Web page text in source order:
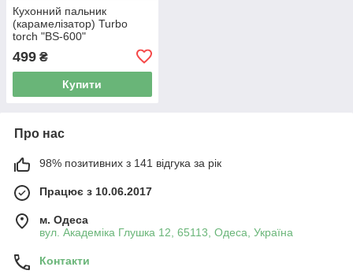
Кухонний пальник
(карамелізатор) Turbo
torch "BS-600"
499 ₴
Купити
Про нас
98% позитивних з 141 відгука за рік
Працює з 10.06.2017
м. Одеса
вул. Академіка Глушка 12, 65113, Одеса, Україна
Контакти